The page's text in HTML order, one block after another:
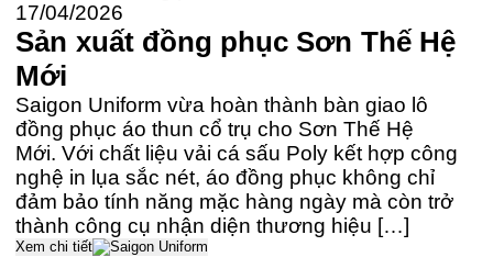
17/04/2026
Sản xuất đồng phục Sơn Thế Hệ
Mới
Saigon Uniform vừa hoàn thành bàn giao lô
đồng phục áo thun cổ trụ cho Sơn Thế Hệ
Mới. Với chất liệu vải cá sấu Poly kết hợp công
nghệ in lụa sắc nét, áo đồng phục không chỉ
đảm bảo tính năng mặc hàng ngày mà còn trở
thành công cụ nhận diện thương hiệu […]
Xem chi tiết